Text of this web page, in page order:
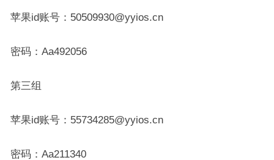
苹果id账号：50509930@yyios.cn
密码：Aa492056
第三组
苹果id账号：55734285@yyios.cn
密码：Aa211340